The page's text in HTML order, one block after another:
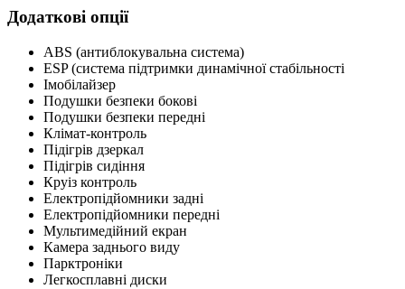
Додаткові опції
ABS (антиблокувальна система)
ESP (система підтримки динамічної стабільності
Імобілайзер
Подушки безпеки бокові
Подушки безпеки передні
Клімат-контроль
Підігрів дзеркал
Підігрів сидіння
Круіз контроль
Електропідйомники задні
Електропідйомники передні
Мультимедійний екран
Камера заднього виду
Парктроніки
Легкосплавні диски